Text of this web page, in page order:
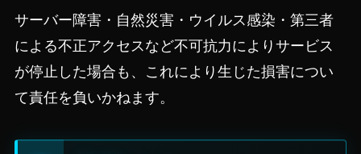
サーバー障害・自然災害・ウイルス感染・第三者
による不正アクセスなど不可抗力によりサービス
が停止した場合も、これにより生じた損害につい
て責任を負いかねます。